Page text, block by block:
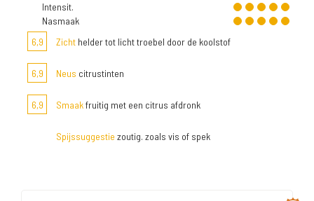
Intensit.
Nasmaak
6,9
Zicht helder tot licht troebel door de koolstof
6,9 Neus citrustinten
6,9 Smaakfruitig met een citrus afdronk
Spijssuggestie zoutig. zoals vis of spek